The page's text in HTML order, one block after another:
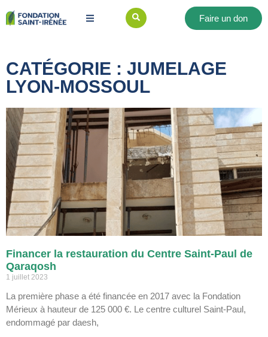
Faire un don
CATÉGORIE : JUMELAGE
LYON-MOSSOUL
Financer la restauration du Centre Saint-Paul de
Qaraqosh
1 juillet 2023
La première phase a été financée en 2017 avec la Fondation
Mérieux à hauteur de 125 000 €. Le centre culturel Saint-Paul,
endommagé par daesh,